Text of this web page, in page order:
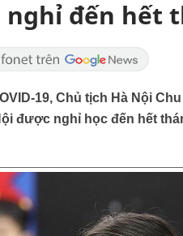
nghỉ đến hết
19, Chủ tịch Hà Nội
được nghỉ học đến hết